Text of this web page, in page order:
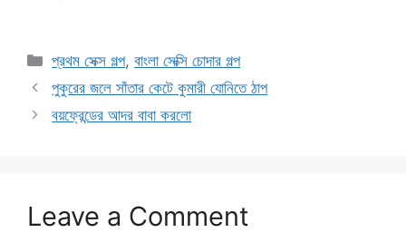
Categories
প্রথম সেক্স গল্প,বাংলা সেক্সি চোদার গল্প
পুকুরের জলে সাঁতার কেটে কুমারী যোনিতে ঠাপ
বয়ফ্রেন্ডের আদর বাবা করলো
Leave a Comment